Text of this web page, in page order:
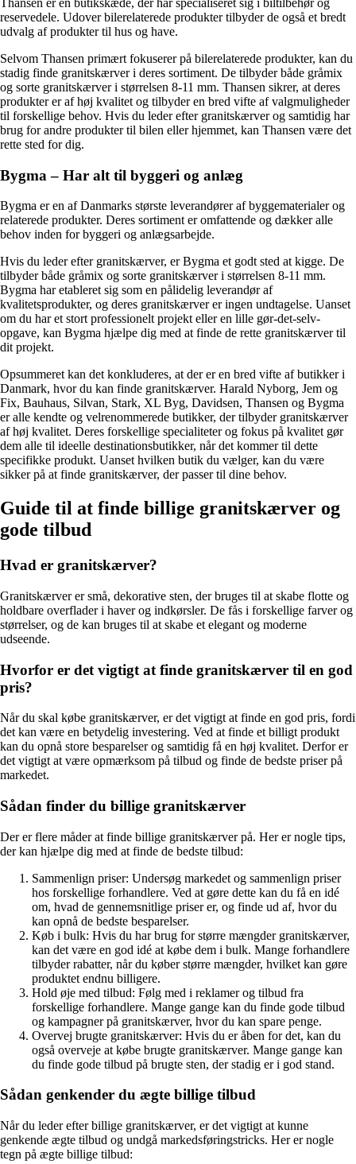
reservedele. Udover bilerelaterede produkter tilbyder de også et bredt
udvalg af produkter til hus og have.
Selvom Thansen primært fokuserer på bilerelaterede produkter, kan du
stadig finde granitskærver i deres sortiment. De tilbyder både gråmix
og sorte granitskærver i størrelsen 8-11 mm. Thansen sikrer, at deres
produkter er af høj kvalitet og tilbyder en bred vifte af valgmuligheder
til forskellige behov. Hvis du leder efter granitskærver og samtidig har
brug for andre produkter til bilen eller hjemmet, kan Thansen være det
rette sted for dig.
Bygma – Har alt til byggeri og anlæg
Bygma er en af Danmarks største leverandører af byggematerialer og
relaterede produkter. Deres sortiment er omfattende og dækker alle
behov inden for byggeri og anlægsarbejde.
Hvis du leder efter granitskærver, er Bygma et godt sted at kigge. De
tilbyder både gråmix og sorte granitskærver i størrelsen 8-11 mm.
Bygma har etableret sig som en pålidelig leverandør af
kvalitetsprodukter, og deres granitskærver er ingen undtagelse. Uanset
om du har et stort professionelt projekt eller en lille gør-det-selv-
opgave, kan Bygma hjælpe dig med at finde de rette granitskærver til
dit projekt.
Opsummeret kan det konkluderes, at der er en bred vifte af butikker i
Danmark, hvor du kan finde granitskærver. Harald Nyborg, Jem og
Fix, Bauhaus, Silvan, Stark, XL Byg, Davidsen, Thansen og Bygma
er alle kendte og velrenommerede butikker, der tilbyder granitskærver
af høj kvalitet. Deres forskellige specialiteter og fokus på kvalitet gør
dem alle til ideelle destinationsbutikker, når det kommer til dette
specifikke produkt. Uanset hvilken butik du vælger, kan du være
sikker på at finde granitskærver, der passer til dine behov.
Guide til at finde billige granitskærver og
gode tilbud
Hvad er granitskærver?
Granitskærver er små, dekorative sten, der bruges til at skabe flotte og
holdbare overflader i haver og indkørsler. De fås i forskellige farver og
størrelser, og de kan bruges til at skabe et elegant og moderne
udseende.
Hvorfor er det vigtigt at finde granitskærver til en god
pris?
Når du skal købe granitskærver, er det vigtigt at finde en god pris, fordi
det kan være en betydelig investering. Ved at finde et billigt produkt
kan du opnå store besparelser og samtidig få en høj kvalitet. Derfor er
det vigtigt at være opmærksom på tilbud og finde de bedste priser på
markedet.
Sådan finder du billige granitskærver
Der er flere måder at finde billige granitskærver på. Her er nogle tips,
der kan hjælpe dig med at finde de bedste tilbud:
Sammenlign priser: Undersøg markedet og sammenlign priser
hos forskellige forhandlere. Ved at gøre dette kan du få en idé
om, hvad de gennemsnitlige priser er, og finde ud af, hvor du
kan opnå de bedste besparelser.
Køb i bulk: Hvis du har brug for større mængder granitskærver,
kan det være en god idé at købe dem i bulk. Mange forhandlere
tilbyder rabatter, når du køber større mængder, hvilket kan gøre
produktet endnu billigere.
Hold øje med tilbud: Følg med i reklamer og tilbud fra
forskellige forhandlere. Mange gange kan du finde gode tilbud
og kampagner på granitskærver, hvor du kan spare penge.
Overvej brugte granitskærver: Hvis du er åben for det, kan du
også overveje at købe brugte granitskærver. Mange gange kan
du finde gode tilbud på brugte sten, der stadig er i god stand.
Sådan genkender du ægte billige tilbud
Når du leder efter billige granitskærver, er det vigtigt at kunne
genkende ægte tilbud og undgå markedsføringstricks. Her er nogle
tegn på ægte billige tilbud: